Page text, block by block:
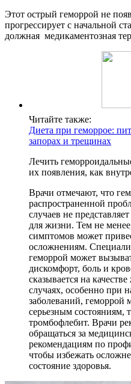
Этот острый геморрой не
прогрессирует с начальной
должная медикаментозная
Читайте также:
Диета при геморрое:
запорах и трещинах
Лечить
их появления, как
Врачи отмечают, что
распространенной
случаев не
для жизни. Тем не
симптомов может
осложнениям.
геморрой может
дискомфорт, боль и
сказывается на
случаях, особенно при
заболеваний, геморрой
серьезным состояниям,
тромбофлебит. Врачи
обращаться за
рекомендациям по
чтобы избежать
состояние здоровья.